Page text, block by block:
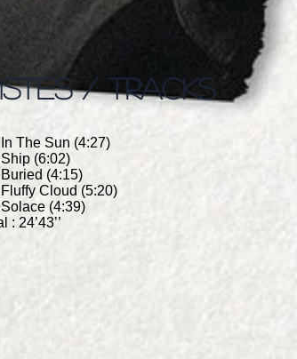
The Sun (4:27)
(6:02)
(4:15)
Cloud (5:20)
(4:39)
: 24’43’’
/ TRACKS